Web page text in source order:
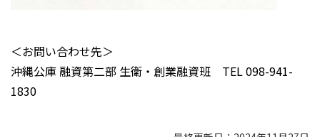
＜お問い合わせ先＞
沖縄公庫 融資第二部 生衛・創業融資班 TEL 098-941-
1830